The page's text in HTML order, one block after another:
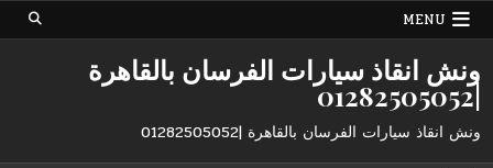
Skip
MENU
ونش انقاذ سيارات الفرسان بالقاهرة
|01282505052
ونش انقاذ سيارات الفرسان بالقاهرة |01282505052